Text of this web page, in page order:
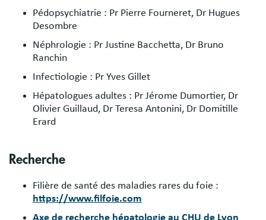
Pédopsychiatrie : Pr Pierre Fourneret, Dr Hugues
Desombre
Néphrologie : Pr Justine Bacchetta, Dr Bruno
Ranchin
Infectiologie : Pr Yves Gillet
Hépatologues adultes : Pr Jérome Dumortier, Dr
Olivier Guillaud, Dr Teresa Antonini, Dr Domitille
Erard
Recherche
Filière de santé des maladies rares du foie :
https://www.filfoie.com
Axe de recherche hépatologie au CHU de Lyon